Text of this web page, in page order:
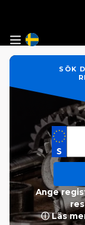
SÖK
Ange
ⓘ Läs